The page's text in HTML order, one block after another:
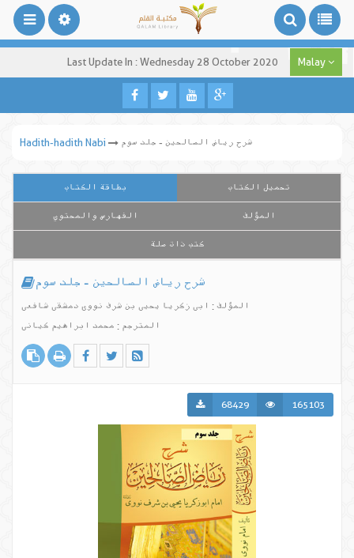
Last Update In : Wednesday 28 October 2020 Malay
Hadith-hadith Nabi شرح ریاض الصالحین - جلد سوم
بطاقة الكتاب تحميل الكتاب
الفهارس والمحتوي المؤلف
كتب ذات صلة
شرح ریاض الصالحین - جلد سوم
المؤلف : ابی زکریا یحیی بن شرف نووی دمشقی شافعی
المترجم : محمد ابراهیم کیانی
68429 165103